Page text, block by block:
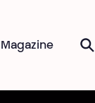
Magazine